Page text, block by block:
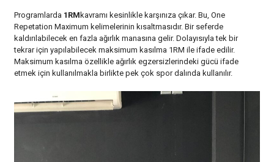
Programlarda 1RM kavramı kesinlikle karşınıza çıkar. Bu, One
Repetation Maximum kelimelerinin kısaltmasıdır. Bir seferde
kaldırılabilecek en fazla ağırlık manasına gelir. Dolayısıyla tek bir
tekrar için yapılabilecek maksimum kasılma 1RM ile ifade edilir.
Maksimum kasılma özellikle ağırlık egzersizlerindeki gücü ifade
etmek için kullanılmakla birlikte pek çok spor dalında kullanılır.